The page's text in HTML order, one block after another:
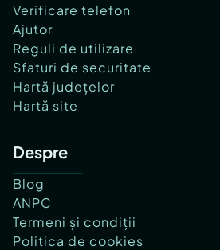
Verificare telefon
Ajutor
Reguli de utilizare
Sfaturi de securitate
Hartă județelor
Hartă site
Despre
Blog
ANPC
Termeni și condiții
Politica de cookies